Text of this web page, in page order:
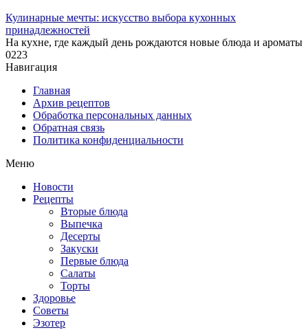
Кулинарные мечты: искусство выбора кухонных
принадлежностей
На кухне, где каждый день рождаются новые блюда и ароматы
0223
Навигация
Главная
Архив рецептов
Обработка персональных данных
Обратная связь
Политика конфиденциальности
Меню
Новости
Рецепты
Вторые блюда
Выпечка
Десерты
Закуски
Первые блюда
Салаты
Торты
Здоровье
Советы
Эзотер